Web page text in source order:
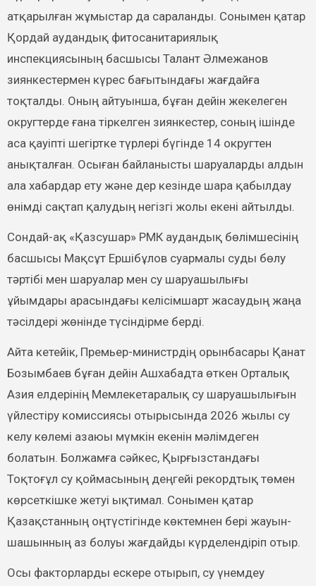
атқарылған жұмыстар да сараланды. Сонымен қатар
Қордай аудандық фитосанитариялық
инспекциясының басшысы Талант Әлмежанов
зиянкестермен күрес бағытындағы жағдайға
тоқталды. Оның айтуынша, бұған дейін жекелеген
округтерде ғана тіркелген зиянкестер, соның ішінде
аса қауіпті шегіртке түрлері бүгінде 14 округтен
анықталған. Осыған байланысты шаруаларды алдын
ала хабардар ету және дер кезінде шара қабылдау
өнімді сақтап қалудың негізгі жолы екені айтылды.
Сондай-ақ «Қазсушар» РМК аудандық бөлімшесінің
басшысы Мақсұт Ершібұлов суармалы суды бөлу
тәртібі мен шаруалар мен су шаруашылығы
ұйымдары арасындағы келісімшарт жасаудың жаңа
тәсілдері жөнінде түсіндірме берді.
Айта кетейік, Премьер-министрдің орынбасары Қанат
Бозымбаев бұған дейін Ашхабадта өткен Орталық
Азия елдерінің Мемлекетаралық су шаруашылығын
үйлестіру комиссиясы отырысында 2026 жылы су
келу көлемі азаюы мүмкін екенін мәлімдеген
болатын. Болжамға сәйкес, Қырғызстандағы
Тоқтоғұл су қоймасының деңгейі рекордтық төмен
көрсеткішке жетуі ықтимал. Сонымен қатар
Қазақстанның оңтүстігінде көктемнен бері жауын-
шашынның аз болуы жағдайды күрделендіріп отыр.
Осы факторларды ескере отырып, су үнемдеу